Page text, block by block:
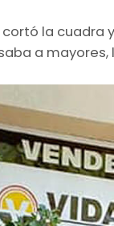
cortó la cuadra
a mayores,